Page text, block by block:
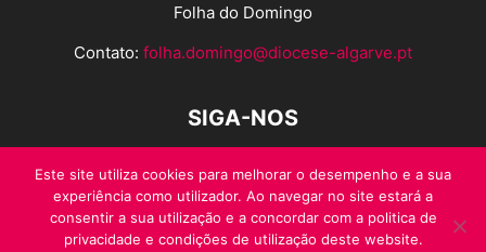
Folha do Domingo
Contato: folha.domingo@diocese-algarve.pt
SIGA-NOS
Este site utiliza cookies para melhorar o desempenho e a sua
experiência como utilizador. Ao navegar no site estará a
consentir a sua utilização e a concordar com a politica de
privacidade e condições de utilização deste website.